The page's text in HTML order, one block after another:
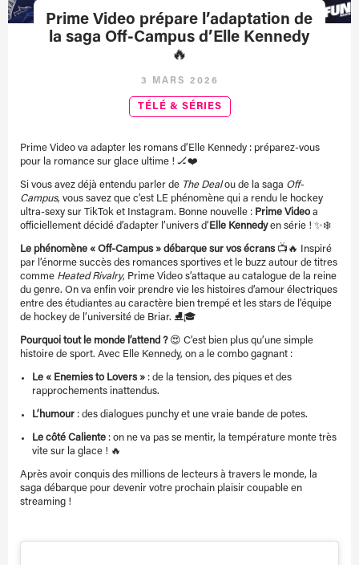
Prime Video prépare l’adaptation de
la saga Off-Campus d’Elle Kennedy
🔥
3 MARS 2026
TÉLÉ & SÉRIES
Prime Video va adapter les romans d’Elle Kennedy : préparez-vous
pour la romance sur glace ultime ! 🏒❤️
Si vous avez déjà entendu parler de The Dealou de la saga Off-
Campus, vous savez que c’est LE phénomène qui a rendu le hockey
ultra-sexy sur TikTok et Instagram. Bonne nouvelle : Prime Videoa
officiellement décidé d’adapter l’univers d’ Elle Kennedyen série ! ✨❄️
Le phénomène « Off-Campus » débarque sur vos écrans📺🔥 Inspiré
par l’énorme succès des romances sportives et le buzz autour de titres
comme Heated Rivalry, Prime Video s’attaque au catalogue de la reine
du genre. On va enfin voir prendre vie les histoires d’amour électriques
entre des étudiantes au caractère bien trempé et les stars de l’équipe
de hockey de l’université de Briar. ⛸️🎓
Pourquoi tout le monde l’attend ?😍 C’est bien plus qu’une simple
histoire de sport. Avec Elle Kennedy, on a le combo gagnant :
Le « Enemies to Lovers » : de la tension, des piques et des
rapprochements inattendus.
L’humour : des dialogues punchy et une vraie bande de potes.
Le côté Caliente : on ne va pas se mentir, la température monte très
vite sur la glace ! 🔥
Après avoir conquis des millions de lecteurs à travers le monde, la
saga débarque pour devenir votre prochain plaisir coupable en
streaming !